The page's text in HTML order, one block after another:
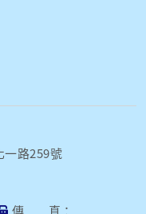
路259號
傳 真：